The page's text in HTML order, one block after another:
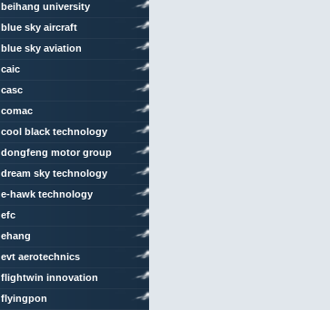
beihang university
blue sky aircraft
blue sky aviation
caic
casc
comac
cool black technology
dongfeng motor group
dream sky technology
e-hawk technology
efc
ehang
evt aerotechnics
flightwin innovation
technology
flyingpon